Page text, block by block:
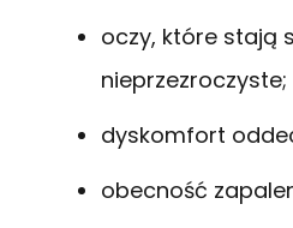
oczy, które stają
nieprzezroczyste;
dyskomfort
obecność